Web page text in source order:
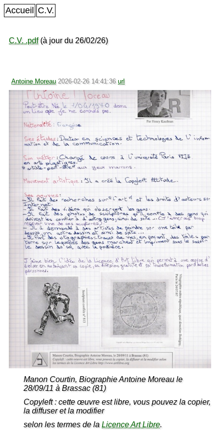
Accueil C.V.
C.V. .pdf(à jour du 26/02/26)
Antoine Moreau 2026-02-26 14:41:36 url
Manon Courtin, Biographie Antoine Moreau le
28/09/11 à Brassac (81)
Copyleft : cette œuvre est libre, vous pouvez la copier,
la diffuser et la modifier
selon les termes de laLicence Art Libre.